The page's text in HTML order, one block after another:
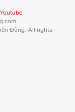
Youtube
Đông. All rights